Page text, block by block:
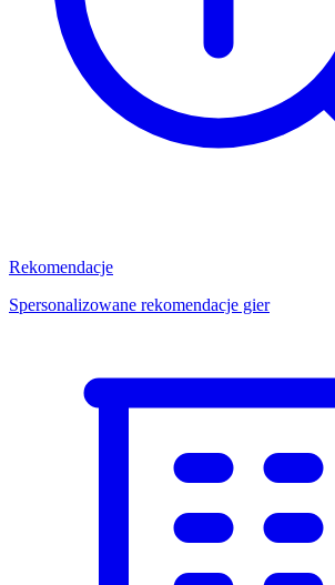
Rekomendacje
Spersonalizowane rekomendacje gier